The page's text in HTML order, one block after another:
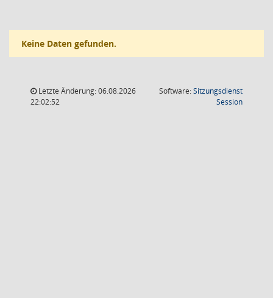
Keine Daten gefunden.
Letzte Änderung: 06.08.2026
22:02:52
Software:Sitzungsdienst
Session(Wird in